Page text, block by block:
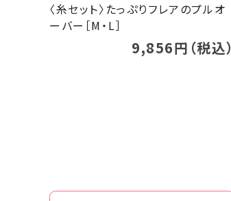
〈糸セット〉たっぷりフレアのプルオ
ーバー［M・L］
9,856円（税込）